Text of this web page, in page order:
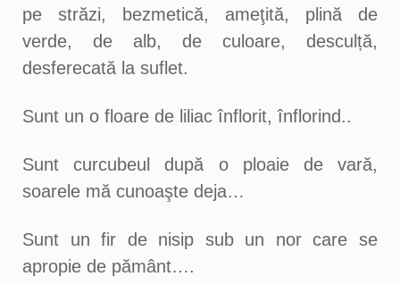
pe străzi, bezmetică, ameţită, plină de
verde, de alb, de culoare, desculță,
desferecată la suflet.
Sunt un o floare de liliac înflorit, înflorind..
Sunt curcubeul după o ploaie de vară,
soarele mă cunoaşte deja…
Sunt un fir de nisip sub un nor care se
apropie de pământ….